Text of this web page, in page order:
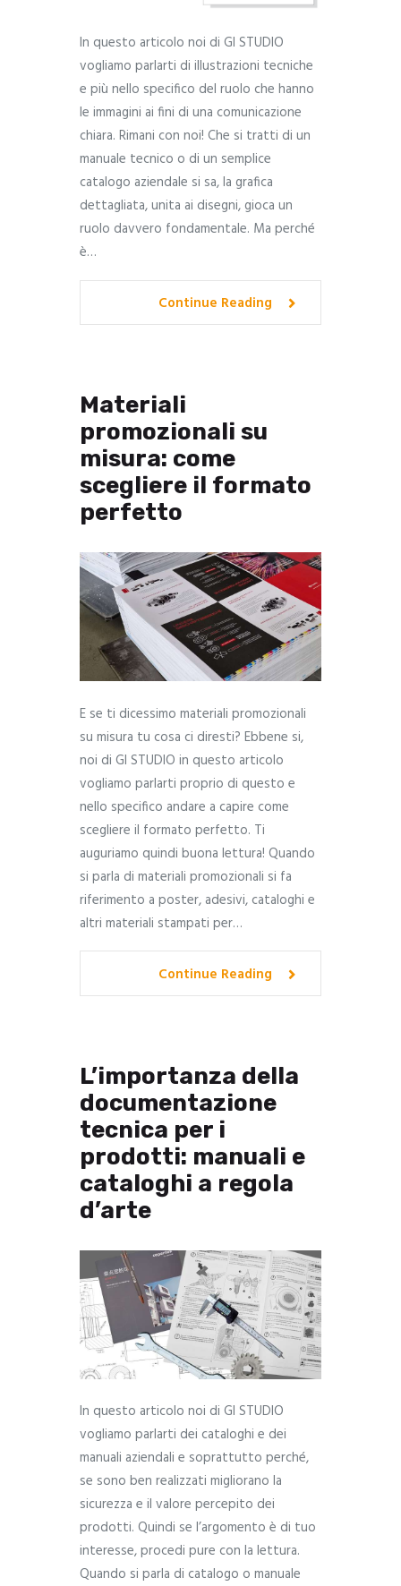
In questo articolo noi di GI STUDIO
vogliamo parlarti di illustrazioni tecniche
e più nello specifico del ruolo che hanno
le immagini ai fini di una comunicazione
chiara. Rimani con noi! Che si tratti di un
manuale tecnico o di un semplice
catalogo aziendale si sa, la grafica
dettagliata, unita ai disegni, gioca un
ruolo davvero fondamentale. Ma perché
è…
Continue Reading
Materiali
promozionali su
misura: come
scegliere il formato
perfetto
E se ti dicessimo materiali promozionali
su misura tu cosa ci diresti? Ebbene si,
noi di GI STUDIO in questo articolo
vogliamo parlarti proprio di questo e
nello specifico andare a capire come
scegliere il formato perfetto. Ti
auguriamo quindi buona lettura! Quando
si parla di materiali promozionali si fa
riferimento a poster, adesivi, cataloghi e
altri materiali stampati per…
Continue Reading
L’importanza della
documentazione
tecnica per i
prodotti: manuali e
cataloghi a regola
d’arte
In questo articolo noi di GI STUDIO
vogliamo parlarti dei cataloghi e dei
manuali aziendali e soprattutto perché,
se sono ben realizzati migliorano la
sicurezza e il valore percepito dei
prodotti. Quindi se l’argomento è di tuo
interesse, procedi pure con la lettura.
Quando si parla di catalogo o manuale